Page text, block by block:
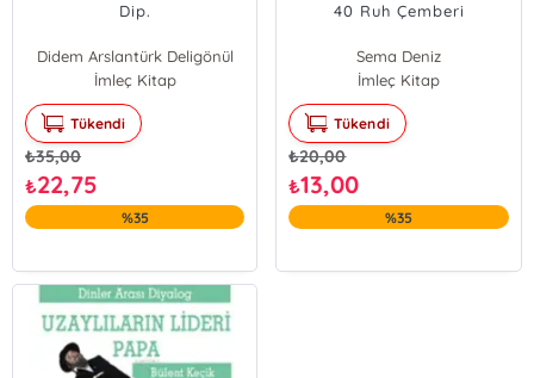
Dip.
Didem Arslantürk Deligönül
İmleç Kitap
Tükendi
₺35,00
₺22,75
%35
40 Ruh Çemberi
Sema Deniz
İmleç Kitap
Tükendi
₺20,00
₺13,00
%35